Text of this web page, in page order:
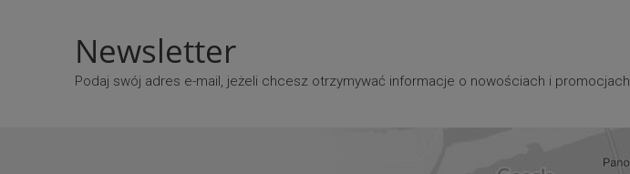
Newsletter
Podaj swój adres e-mail, jeżeli chcesz otrzymywać informacje o nowościach i promocjach.